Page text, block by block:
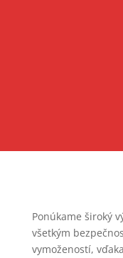
Ponúkame široký
všetkým
vymožeností,